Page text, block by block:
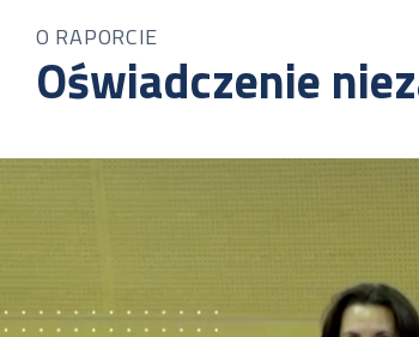
O RAPORCIE
Oświadczenie